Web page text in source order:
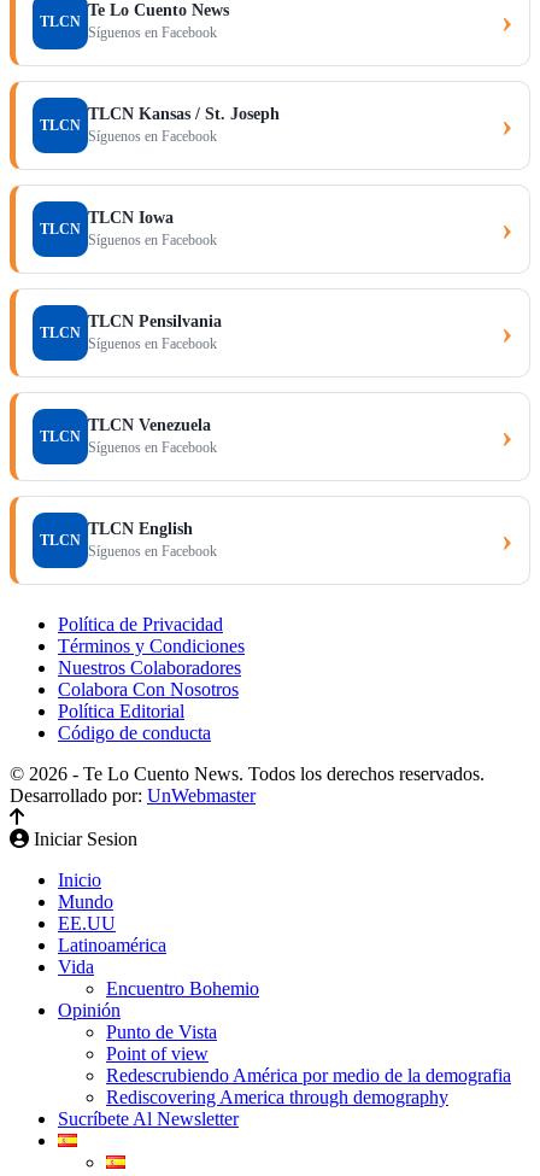
TLCN
Te Lo Cuento News
Síguenos en Facebook ›
TLCN
TLCN Kansas / St. Joseph
Síguenos en Facebook ›
TLCN
TLCN Iowa
Síguenos en Facebook ›
TLCN
TLCN Pensilvania
Síguenos en Facebook ›
TLCN
TLCN Venezuela
Síguenos en Facebook ›
TLCN
TLCN English
Síguenos en Facebook ›
Política de Privacidad
Términos y Condiciones
Nuestros Colaboradores
Colabora Con Nosotros
Política Editorial
Código de conducta
© 2026 - Te Lo Cuento News. Todos los derechos reservados.
Desarrollado por: UnWebmaster
Iniciar Sesion
Inicio
Mundo
EE.UU
Latinoamérica
Vida
Encuentro Bohemio
Opinión
Punto de Vista
Point of view
Redescrubiendo América por medio de la demografia
Rediscovering America through demography
Sucríbete Al Newsletter